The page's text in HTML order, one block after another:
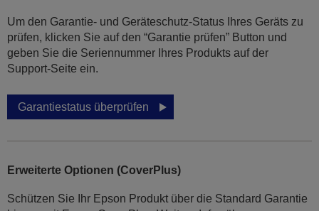
Um den Garantie- und Geräteschutz-Status Ihres Geräts zu
prüfen, klicken Sie auf den “Garantie prüfen” Button und
geben Sie die Seriennummer Ihres Produkts auf der
Support-Seite ein.
Garantiestatus überprüfen
Erweiterte Optionen (CoverPlus)
Schützen Sie Ihr Epson Produkt über die Standard Garantie